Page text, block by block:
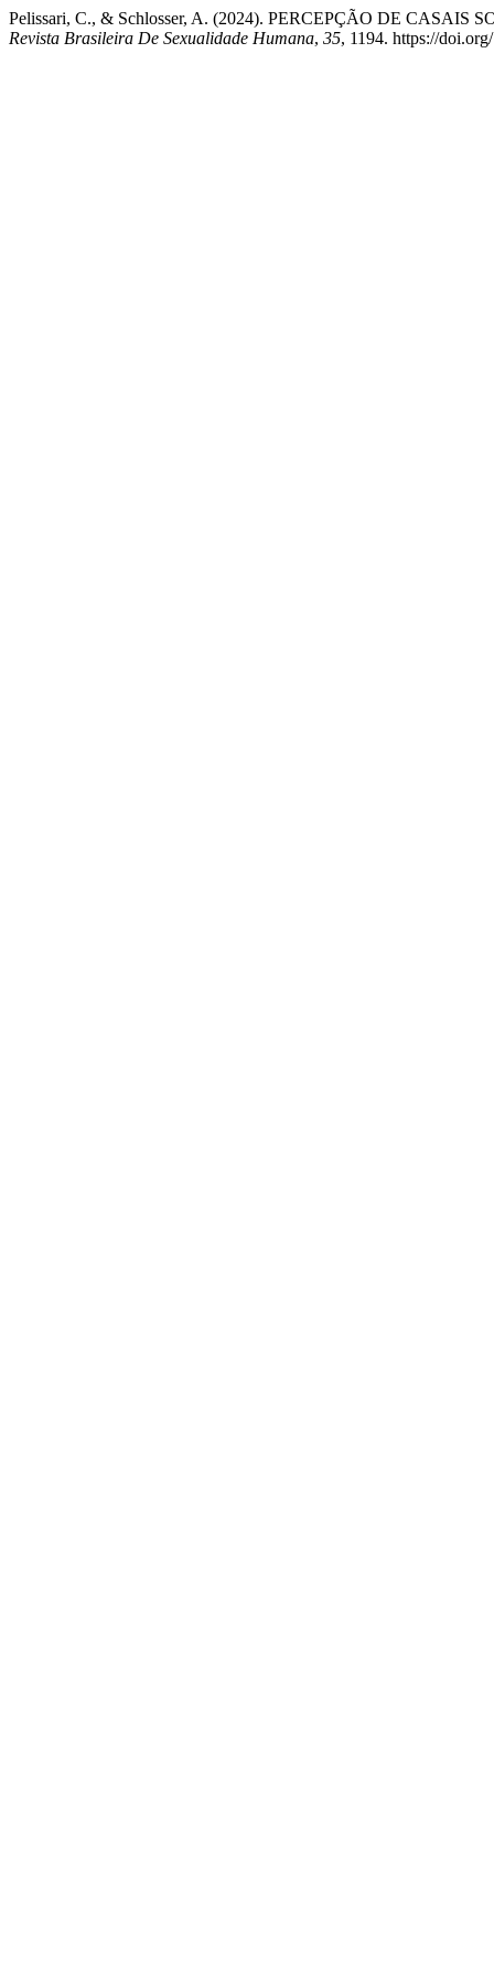
Pelissari, C., & Schlosser, A. (2024). PERCEPÇÃO DE
Revista Brasileira De Sexualidade Humana, 35, 1194. https://